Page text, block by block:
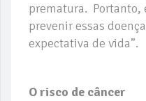
prematura. Portanto,
prevenir essas
expectativa de vida”.
O risco de câncer